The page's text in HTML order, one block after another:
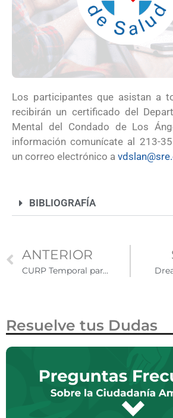
Los participantes que asistan a
recibirán un certificado del
Mental del Condado de Los
información comunícate al 213-
un correo electrónico a
BIBLIOGRAFÍA
ANTERIOR
CURP Temporal para personas mexicanas repatriadas
Resuelve tus Dudas